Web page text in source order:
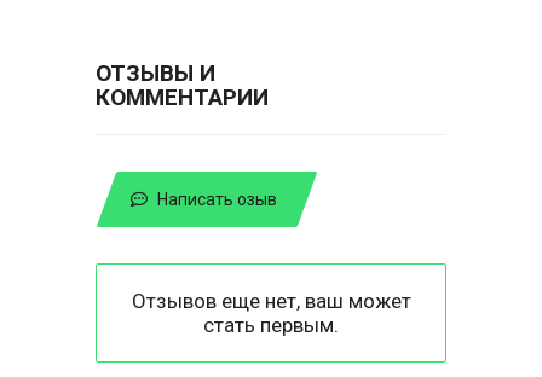
ОТЗЫВЫ И
КОММЕНТАРИИ
Написать озыв
Отзывов еще нет, ваш может
стать первым.